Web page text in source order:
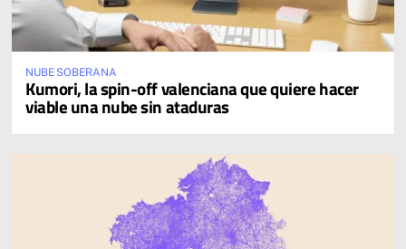
NUBE SOBERANA
Kumori, la spin-off valenciana que quiere hacer
viable una nube sin ataduras